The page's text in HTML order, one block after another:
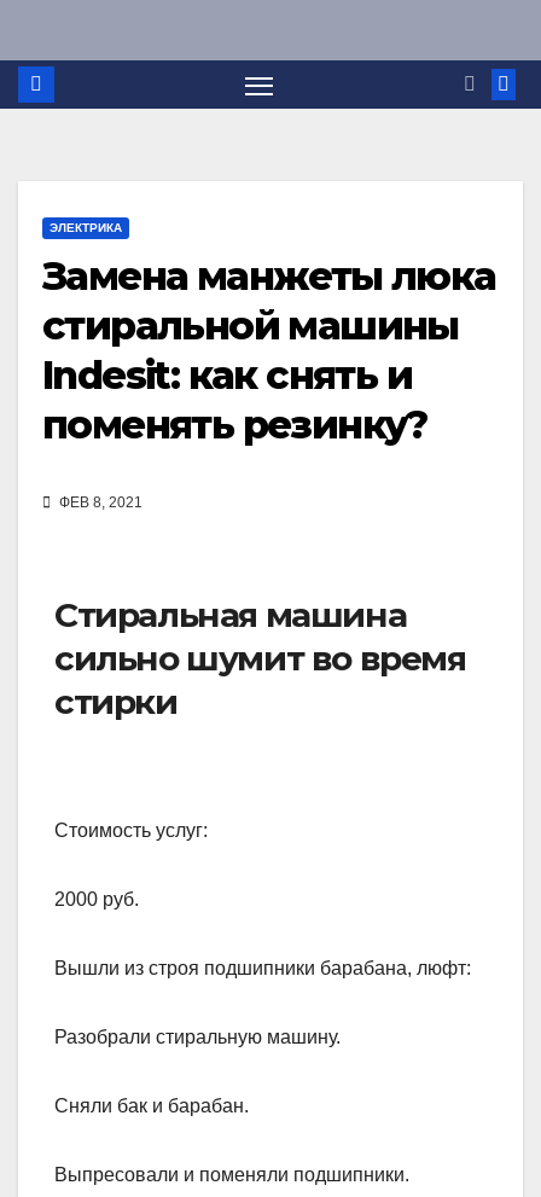
содержимому
ЭЛЕКТРИКА
Замена манжеты люка
стиральной машины
Indesit: как снять и
поменять резинку?
ФЕВ 8, 2021
Стиральная машина
сильно шумит во время
стирки
Стоимость услуг:
2000 руб.
Вышли из строя подшипники барабана, люфт:
Разобрали стиральную машину.
Сняли бак и барабан.
Выпресовали и поменяли подшипники.